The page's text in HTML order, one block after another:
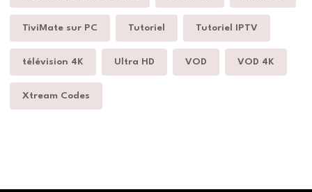
TiviMate sur PC Tutoriel Tutoriel IPTV
télévision 4K Ultra HD VOD VOD 4K
Xtream Codes